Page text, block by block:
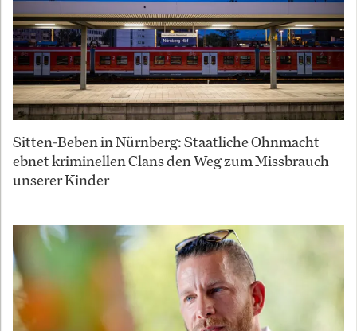
Sitten-Beben in Nürnberg: Staatliche Ohnmacht
ebnet kriminellen Clans den Weg zum Missbrauch
unserer Kinder